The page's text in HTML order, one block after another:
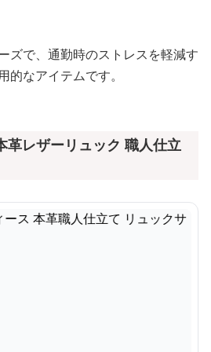
ズで、通勤時のストレスを軽減す
的なアイテムです。
革レザーリュック 職人仕立